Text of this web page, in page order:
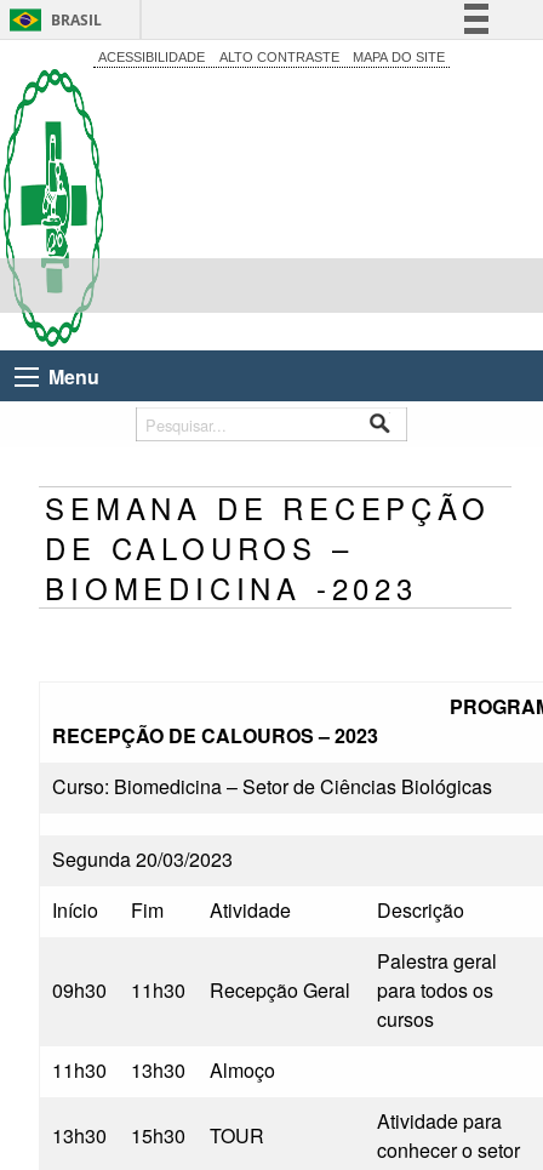
BRASIL
Simplifique!
ACESSIBILIDADE ALTO CONTRASTE MAPA DO SITE
Menu
SEMANA DE RECEPÇÃO
DE CALOUROS –
BIOMEDICINA -2023
RECEPÇÃO DE CALOUROS – 2023
Curso: Biomedicina – Setor de Ciências Biológicas
Segunda 20/03/2023
Início
Fim Atividade Descrição
09h30 11h30 Recepção Geral
Palestra geral
para todos os
cursos
11h30
13h30 Almoço
13h30 15h30 TOUR
Atividade para
conhecer o setor